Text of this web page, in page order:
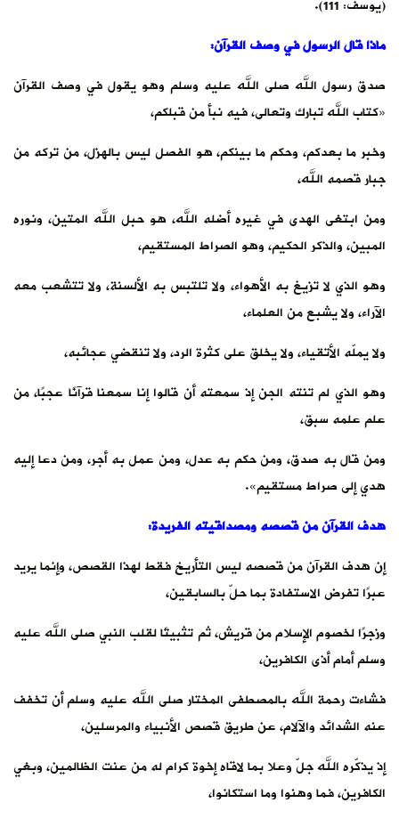
(يوسف: 111).
ماذا قال الرسول في وصف القرآن:
صدق رسول الله صلى الله عليه وسلم وهو يقول في وصف القرآن
«كتاب الله تبارك وتعالى، فيه نبأ من قبلكم،
وخبر ما بعدكم، وحكم ما بينكم، هو الفصل ليس بالهزل، من تركه من
جبار قصمه الله،
ومن ابتغى الهدى في غيره أضله الله، هو حبل الله المتين، ونوره
المبين، والذكر الحكيم، وهو الصراط المستقيم،
وهو الذي لا تزيغ به الأهواء، ولا تلتبس به الألسنة، ولا تتشعب معه
الآراء، ولا يشبع من العلماء،
ولا يملّه الأتقياء، ولا يخلق على كثرة الرد، ولا تنقضي عجائبه،
وهو الذي لم تنته الجن إذ سمعته أن قالوا إنا سمعنا قرآنًا عجبًا، من
علم علمه سبق،
ومن قال به صدق، ومن حكم به عدل، ومن عمل به أجر، ومن دعا إليه
هدي إلى صراط مستقيم».
هدف القرآن من قصصه ومصداقيته الفريدة:
إن هدف القرآن من قصصه ليس التأريخ فقط لهذا القصص، وإنما يريد
عبرًا تفرض الاستفادة بما حلّ بالسابقين،
وزجرًا لخصوم الإسلام من قريش، ثم تثبيتًا لقلب النبي صلى الله عليه
وسلم أمام أذى الكافرين،
فشاءت رحمة الله بالمصطفى المختار صلى الله عليه وسلم أن تخفف
عنه الشدائد والآلام، عن طريق قصص الأنبياء والمرسلين،
إذ يذكّره الله جلّ وعلا بما لاقاه إخوة كرام له من عنت الظالمين، وبغي
الكافرين، فما وهنوا وما استكانوا،